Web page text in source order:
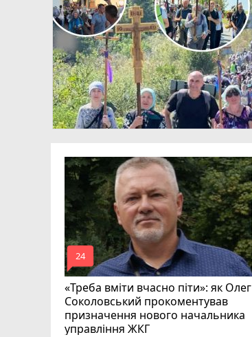
«Треба вміти вчасно піти»: як Олег
Соколовський прокоментував
призначення нового начальника
управління ЖКГ
mode_comment
24